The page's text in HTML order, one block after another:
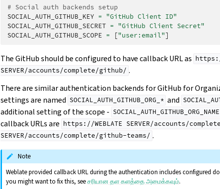
# Social auth backends setup
SOCIAL_AUTH_GITHUB_KEY = "GitHub Client ID"
SOCIAL_AUTH_GITHUB_SECRET = "GitHub Client Secret"
SOCIAL_AUTH_GITHUB_SCOPE = ["user:email"]
The GitHub should be configured to have callback URL as
SERVER/accounts/complete/github/ .
There are similar authentication backends for GitHub for
settings are named SOCIAL_AUTH_GITHUB_ORG_* and
additional setting of the scope - SOCIAL_AUTH_GITHUB_ORG_NAME
callback URLs are https://WEBLATE SERVER/accounts/
SERVER/accounts/complete/github-teams/ .
Note
Weblate provided callback URL during the authentication includes configured
you might want to fix this, seeசரியான தள களத்தை அமைக்கவும்.